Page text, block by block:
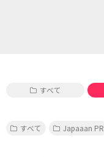
すべて
すべて
Japaaan PR